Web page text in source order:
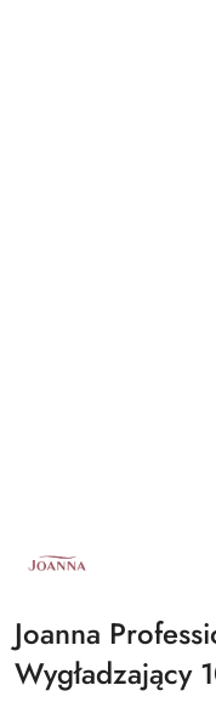
PRODUCENTA:
Joanna
Wygładzający